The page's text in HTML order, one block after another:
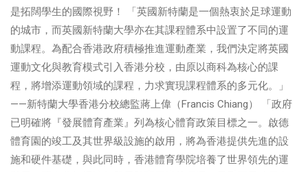
是拓闊學生的國際視野！ 「英國新特蘭是一個熱衷於足球運動
的城市，而英國新特蘭大學亦在其課程體系中設置了不同的運
動課程。為配合香港政府積極推進運動產業，我們決定將英國
運動文化與教育模式引入香港分校，由原以商科為核心的課
程，將增添運動領域的課程，力求實現課程體系的多元化。」
——新特蘭大學香港分校總監蔣上偉（Francis Chiang） 「政府
已明確將『發展體育產業』列為核心體育政策目標之一。啟德
體育園的竣工及其世界級設施的啟用，將為香港提供先進的設
施和硬件基礎，與此同時，香港體育學院培養了世界領先的運